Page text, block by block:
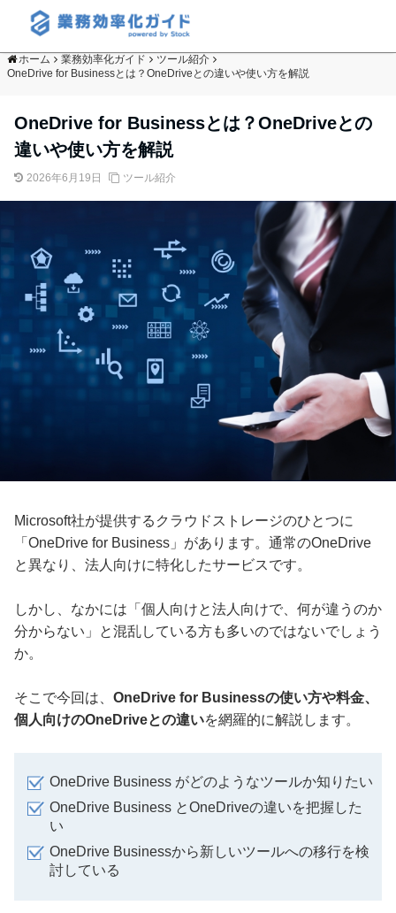
ホーム 業務効率化ガイド
ツール紹介
OneDrive for Businessとは？OneDriveとの違いや使い方を解説
OneDrive for Businessとは？OneDriveとの
違いや使い方を解説
2026年6月19日 ツール紹介
Microsoft社が提供するクラウドストレージのひとつに
「OneDrive for Business」があります。通常のOneDrive
と異なり、法人向けに特化したサービスです。
しかし、なかには「個人向けと法人向けで、何が違うのか
分からない」と混乱している方も多いのではないでしょう
か。
そこで今回は、 OneDrive for Businessの使い方や料金、
個人向けのOneDriveとの違いを網羅的に解説します。
OneDrive Business がどのようなツールか知りたい
OneDrive Business とOneDriveの違いを把握した
い
OneDrive Businessから新しいツールへの移行を検
討している